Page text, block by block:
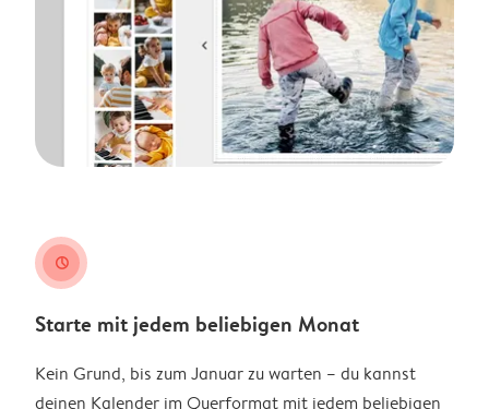
clock
Starte mit jedem beliebigen Monat
Kein Grund, bis zum Januar zu warten – du kannst
deinen Kalender im Querformat mit jedem beliebigen